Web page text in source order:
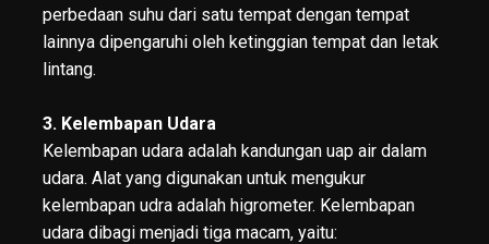
perbedaan suhu dari satu tempat dengan tempat
lainnya dipengaruhi oleh ketinggian tempat dan letak
lintang.
3. Kelembapan Udara
Kelembapan udara adalah kandungan uap air dalam
udara. Alat yang digunakan untuk mengukur
kelembapan udra adalah higrometer. Kelembapan
udara dibagi menjadi tiga macam, yaitu: